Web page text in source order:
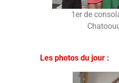
1er de
Les photos du jour :